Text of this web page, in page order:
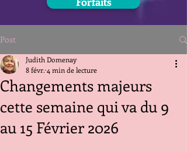
Post
Changements majeurs
cette semaine qui va du 9
au 15 Février 2026
Judith Domenay
8 févr. 4 min de lecture